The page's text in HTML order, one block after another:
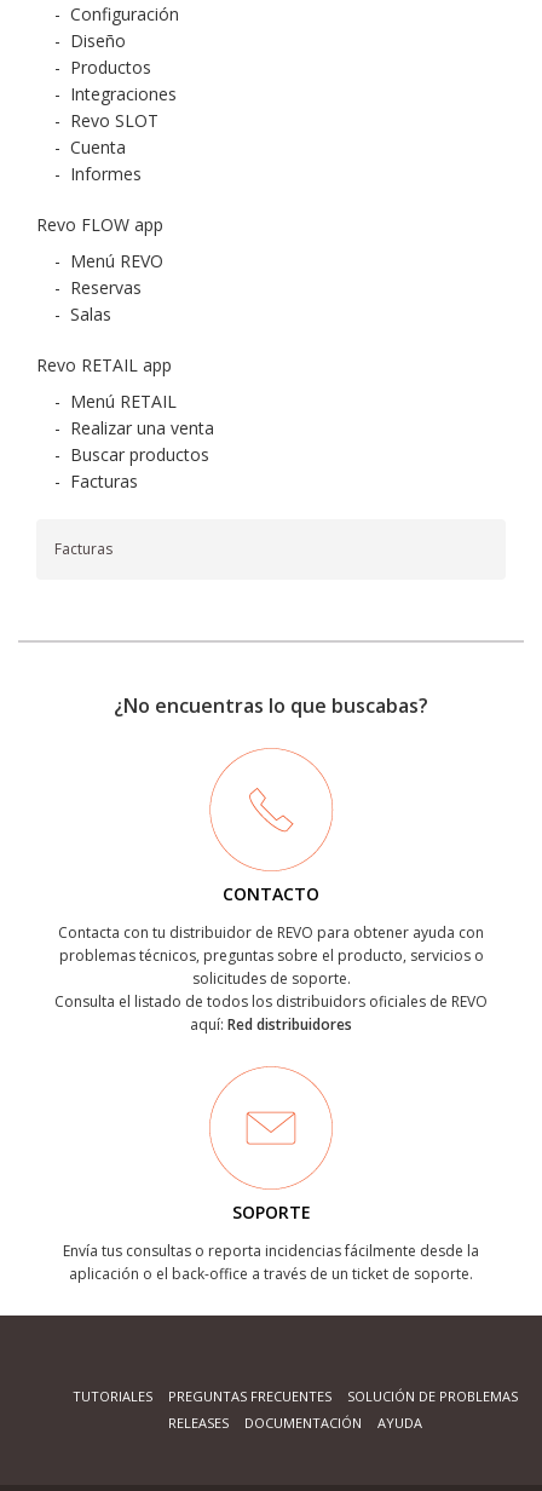
- Configuración
- Diseño
- Productos
- Integraciones
- Revo SLOT
- Cuenta
- Informes
Revo FLOW app
- Menú REVO
- Reservas
- Salas
Revo RETAIL app
- Menú RETAIL
- Realizar una venta
- Buscar productos
- Facturas
Facturas
¿No encuentras lo que buscabas?
CONTACTO
Contacta con tu distribuidor de REVO para obtener ayuda con
problemas técnicos, preguntas sobre el producto, servicios o
solicitudes de soporte.
Consulta el listado de todos los distribuidors oficiales de REVO
aquí: Red distribuidores
SOPORTE
Envía tus consultas o reporta incidencias fácilmente desde la
aplicación o el back-office a través de un ticket de soporte.
TUTORIALES PREGUNTAS FRECUENTES
SOLUCIÓN DE PROBLEMAS
RELEASES
DOCUMENTACIÓN AYUDA